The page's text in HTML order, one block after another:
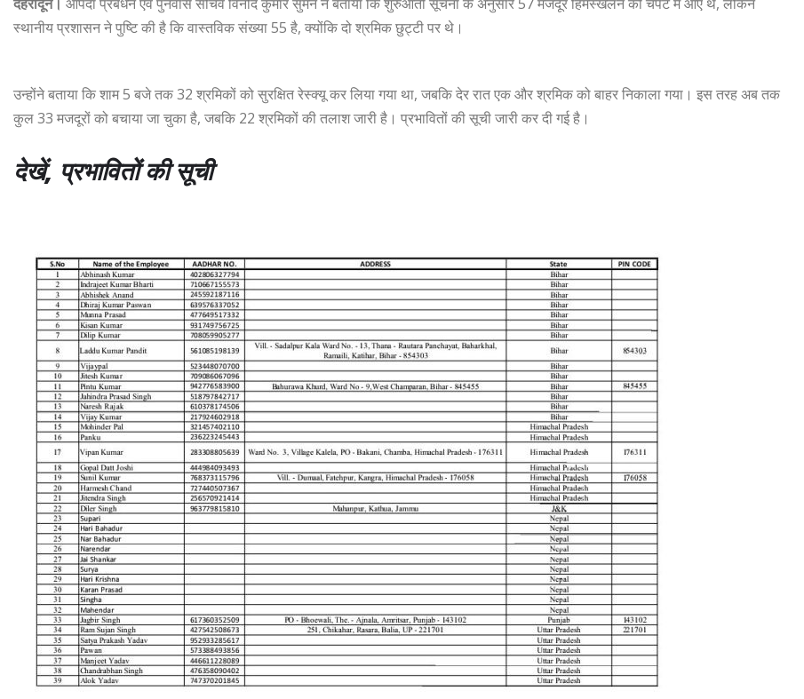
स्थानीय प्रशासन ने पुष्टि की है कि वास्तविक संख्या 55 है, क्योंकि दो श्रमिक छुट्टी पर थे।
उन्होंने बताया कि शाम 5 बजे तक 32 श्रमिकों को सुरक्षित रेस्क्यू कर लिया गया था, जबकि देर रात एक और श्रमिक को बाहर निकाला गया। इस तरह अब तक
कुल 33 मजदूरों को बचाया जा चुका है, जबकि 22 श्रमिकों की तलाश जारी है। प्रभावितों की सूची जारी कर दी गई है।
देखें, प्रभावितों की सूची